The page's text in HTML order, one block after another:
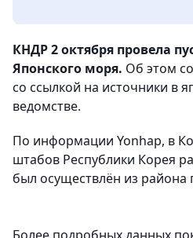
КНДР 2 октября провела
Японского моря. Об этом
со ссылкой на источники в
ведомстве.
По информации Yonhap, в
штабов Республики Корея
был осуществлён из района